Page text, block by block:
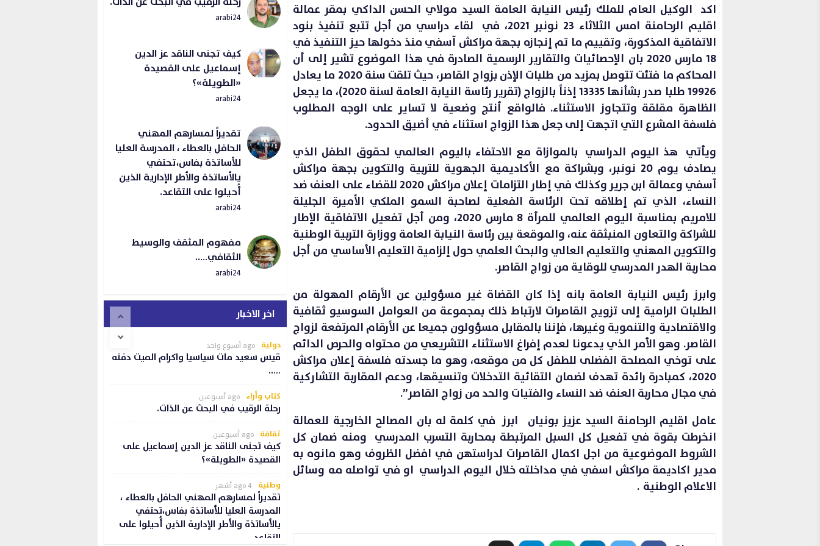
اكد الوكيل العام للملك رئيس النيابة العامة السيد مولاي الحسن الداكي بمقر عمالة
اقليم الرحامنة امس الثلاثاء 23 نونبر 2021، في لقاء دراسي من أجل تتبع تنفيذ بنود
الاتفاقية المذكورة، وتقييم ما تم إنجازه بجهة مراكش آسفي منذ دخولها حيز التنفيذ في
18 مارس 2020 بان الإحصائيات والتقارير الرسمية الصادرة في هذا الموضوع تشير إلى أن
المحاكم ما فتئت تتوصل بمزيد من طلبات الإذن بزواج القاصر، حيث تلقت سنة 2020 ما يعادل
19926 طلبا صدر بشأنها 13335 إذناً بالزواج (تقرير رئاسة النيابة العامة لسنة 2020)، ما يجعل
الظاهرة مقلقة وتتجاوز الاستثناء. فالواقع أنتج وضعية لا تساير على الوجه المطلوب
فلسفة المشرع التي اتجهت إلى جعل هذا الزواج استثناء في أضيق الحدود.
ويأتي هذ اليوم الدراسي بالموازاة مع الاحتفاء باليوم العالمي لحقوق الطفل الذي
يصادف يوم 20 نونبر، وبشراكة مع الأكاديمية الجهوية للتربية والتكوين بجهة مراكش
آسفي وعمالة ابن جرير وكذلك في إطار التزامات إعلان مراكش 2020 للقضاء على العنف ضد
النساء، الذي تم إطلاقه تحت الرئاسة الفعلية لصاحبة السمو الملكي الأميرة الجليلة
للامريم بمناسبة اليوم العالمي للمرأة 8 مارس 2020، ومن أجل تفعيل الاتفاقية الإطار
للشراكة والتعاون المنبثقة عنه، والموقعة بين رئاسة النيابة العامة ووزارة التربية الوطنية
والتكوين المهني والتعليم العالي والبحث العلمي حول إلزامية التعليم الأساسي من أجل
محاربة الهدر المدرسي للوقاية من زواج القاصر.
وابرز رئيس النيابة العامة بانه إذا كان القضاة غير مسؤولين عن الأرقام المهولة من
الطلبات الرامية إلى تزويج القاصرات لارتباط ذلك بمجموعة من العوامل السوسيو ثقافية
والاقتصادية والتنموية وغيرها، فإننا بالمقابل مسؤولون جميعا عن الأرقام المرتفعة لزواج
القاصر. وهو الأمر الذي يدعونا لعدم إفراغ الاستثناء التشريعي من محتواه والحرص الدائم
على توخي المصلحة الفضلى للطفل كل من موقعه، وهو ما جسدته فلسفة إعلان مراكش
2020، كمبادرة رائدة تهدف لضمان التقائية التدخلات وتنسيقها، ودعم المقاربة التشاركية
في مجال محاربة العنف ضد النساء والفتيات والحد من زواج القاصر”.
عامل اقليم الرحامنة السيد عزيز بونيان ابرز في كلمة له بان المصالح الخارجية للعمالة
انخرطت بقوة في تفعيل كل السبل المرتبطة بمحاربة التسرب المدرسي ومنه ضمان كل
الشروط الموضوعية من اجل اكمال القاصرات لدراستهن في افضل الظروف وهو مانوه به
مدير اكاديمة مراكش اسفي في مداخلته خلال اليوم الدراسي او في تواصله مه وسائل
الاعلام الوطنية .
arabi24
كيف تجنى الناقد عز الدين
إسماعيل على القصيدة
«الطويلة»؟
arabi24
تقديراً لمسارهم المهني
الحافل بالعطاء ، المدرسة العليا
للأساتذة بفاس،تحتفي
يالأساتذة والأطر الإدارية الذين
أُحيلوا على التقاعد.
arabi24
مفهوم المثقف والوسيط
الثقافي…..
arabi24
اخر الاخبار
دولية ago أسبوع واحد
قيس سعيد مات سياسيا واكرام الميت دفنه
…..
كتاب وأراء ago أسبوعين
رحلة الرقيب في البحث عن الذات.
ثقافة ago أسبوعين
كيف تجنى الناقد عز الدين إسماعيل على
القصيدة «الطويلة»؟
وطنية ago 4 أشهر
تقديراً لمسارهم المهني الحافل بالعطاء ،
المدرسة العليا للأساتذة بفاس،تحتفي
يالأساتذة والأطر الإدارية الذين أُحيلوا على
التقاعد.